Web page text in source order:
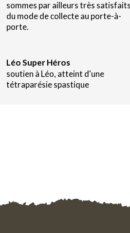
sommes par ailleurs très satisfaits
du mode de collecte au porte-à-
porte.
Léo Super Héros
soutien à Léo, atteint d'une
tétraparésie spastique